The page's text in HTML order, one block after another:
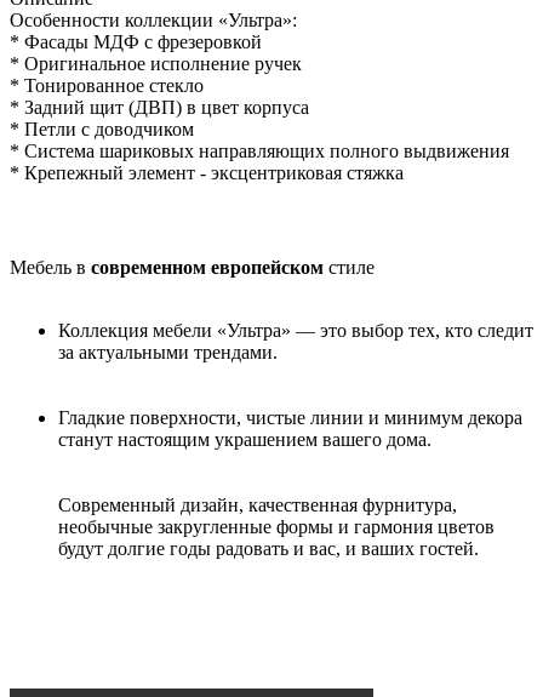
Особенности коллекции «Ультра»:
* Фасады МДФ с фрезеровкой
* Оригинальное исполнение ручек
* Тонированное стекло
* Задний щит (ДВП) в цвет корпуса
* Петли с доводчиком
* Система шариковых направляющих полного выдвижения
* Крепежный элемент - эксцентриковая стяжка
Мебель в современном европейском стиле
Коллекция мебели «Ультра» — это выбор тех, кто следит
за актуальными трендами.
Гладкие поверхности, чистые линии и минимум декора
станут настоящим украшением вашего дома.
Современный дизайн, качественная фурнитура,
необычные закругленные формы и гармония цветов
будут долгие годы радовать и вас, и ваших гостей.